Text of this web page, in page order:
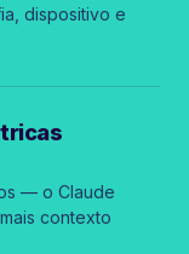
dispositivo e
— o Claude
contexto